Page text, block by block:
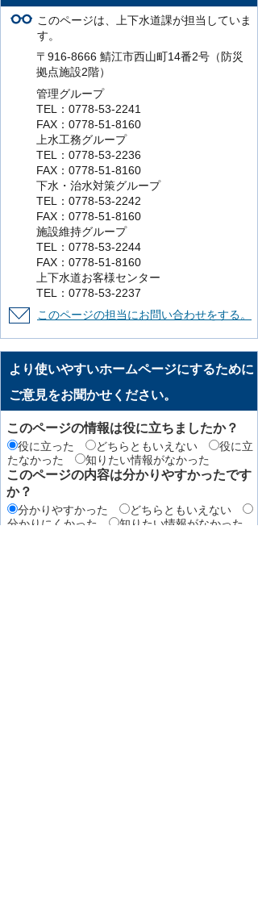
このページは、上下水道課が担当していま
す。
〒916-8666 鯖江市西山町14番2号（防災
拠点施設2階）
管理グループ
TEL：0778-53-2241
FAX：0778-51-8160
上水工務グループ
TEL：0778-53-2236
FAX：0778-51-8160
下水・治水対策グループ
TEL：0778-53-2242
FAX：0778-51-8160
施設維持グループ
TEL：0778-53-2244
FAX：0778-51-8160
上下水道お客様センター
TEL：0778-53-2237
このページの担当にお問い合わせをする。
より使いやすいホームページにするために
ご意見をお聞かせください。
このページの情報は役に立ちましたか？
役に立った どちらともいえない
役に立
たなかった
知りたい情報がなかった
このページの内容は分かりやすかったです
か？
分かりやすかった
どちらともいえない
分かりにくかった
知りたい情報がなかった